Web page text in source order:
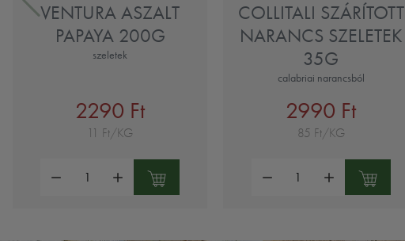
VENTURA ASZALT
PAPAYA 200G
szeletek
2290 Ft
11 Ft/KG
COLLITALI SZÁRÍTOTT
NARANCS SZELETEK
35G
calabriai narancsból
2990 Ft
85 Ft/KG